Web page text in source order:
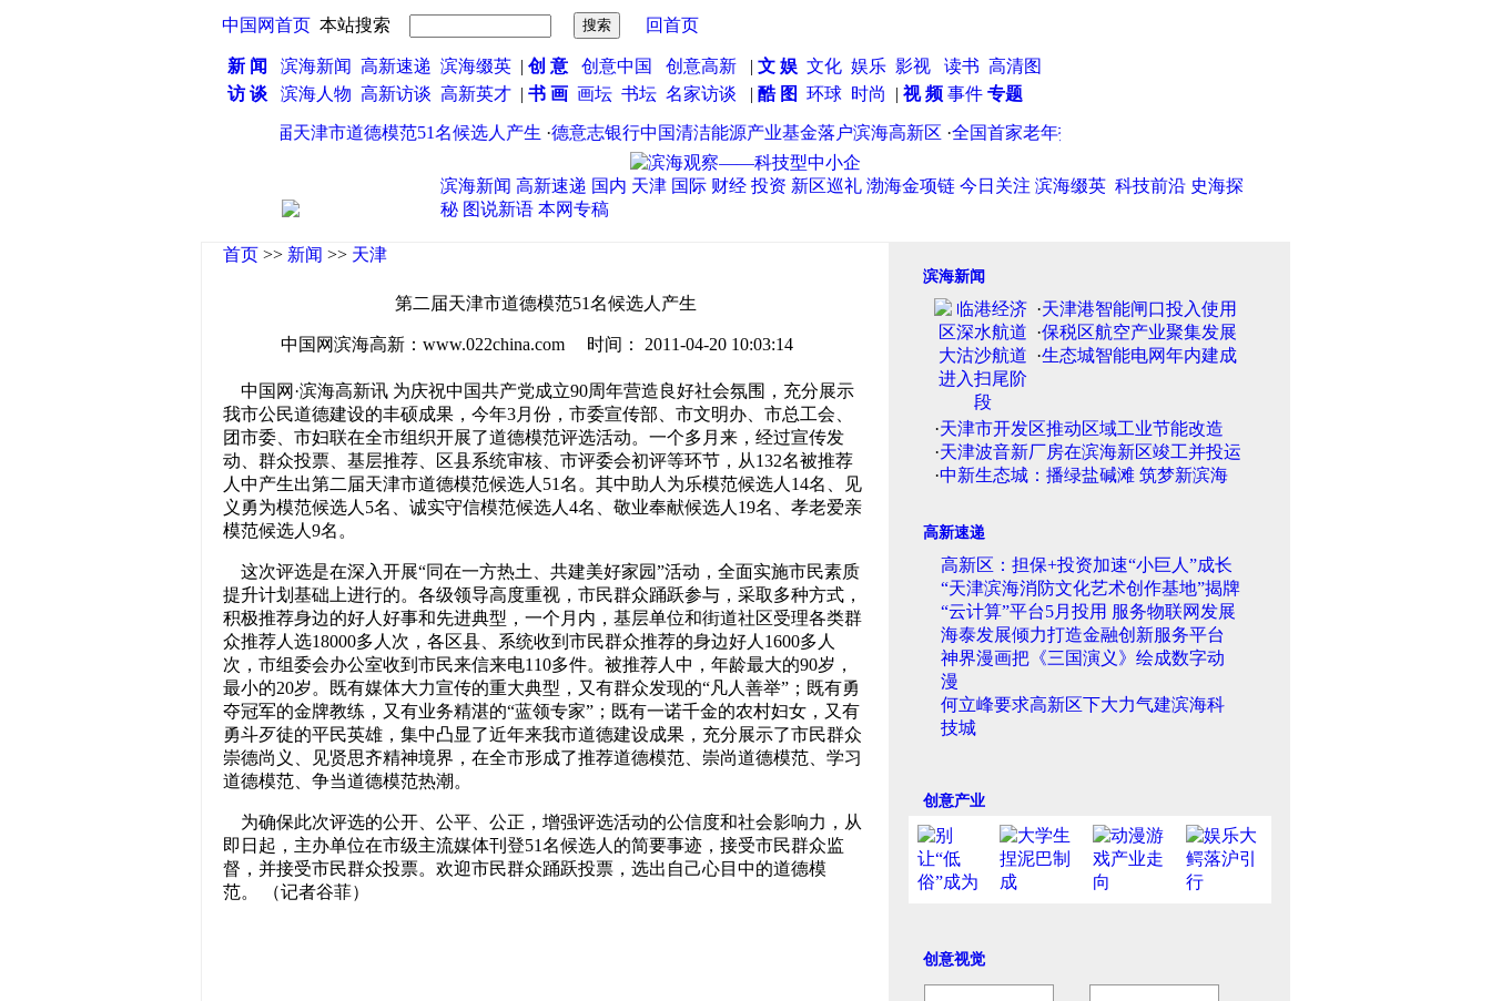
中国网首页 本站搜索 回首页
新 闻 滨海新闻 高新速递 滨海缀英| 创 意 创意中国 创意高新 | 文 娱 文化 娱乐 影视 读书 高清图
访 谈
滨海人物 高新访谈 高新英才 | 书 画 画坛 书坛 名家访谈 | 酷 图 环球 时尚 | 视 频事件 专题
第二届天津市道德模范51名候选人产生·德意志银行中国清洁能源产业基金落户滨海高新区·全国首家老年护理门诊昨在津开诊（图）
滨海新闻 高新速递 国内 天津 国际 财经 投资 新区巡礼 渤海金项链 今日关注 滨海缀英 科技前沿 史海探
秘 图说新语 本网专稿
首页 >> 新闻 >> 天津
第二届天津市道德模范51名候选人产生
中国网滨海高新：www.022china.com 时间： 2011-04-20 10:03:14
中国网·滨海高新讯 为庆祝中国共产党成立90周年营造良好社会氛围，充分展示
我市公民道德建设的丰硕成果，今年3月份，市委宣传部、市文明办、市总工会、
团市委、市妇联在全市组织开展了道德模范评选活动。一个多月来，经过宣传发
动、群众投票、基层推荐、区县系统审核、市评委会初评等环节，从132名被推荐
人中产生出第二届天津市道德模范候选人51名。其中助人为乐模范候选人14名、见
义勇为模范候选人5名、诚实守信模范候选人4名、敬业奉献候选人19名、孝老爱亲
模范候选人9名。
这次评选是在深入开展“同在一方热土、共建美好家园”活动，全面实施市民素质
提升计划基础上进行的。各级领导高度重视，市民群众踊跃参与，采取多种方式，
积极推荐身边的好人好事和先进典型，一个月内，基层单位和街道社区受理各类群
众推荐人选18000多人次，各区县、系统收到市民群众推荐的身边好人1600多人
次，市组委会办公室收到市民来信来电110多件。被推荐人中，年龄最大的90岁，
最小的20岁。既有媒体大力宣传的重大典型，又有群众发现的“凡人善举”；既有勇
夺冠军的金牌教练，又有业务精湛的“蓝领专家”；既有一诺千金的农村妇女，又有
勇斗歹徒的平民英雄，集中凸显了近年来我市道德建设成果，充分展示了市民群众
崇德尚义、见贤思齐精神境界，在全市形成了推荐道德模范、崇尚道德模范、学习
道德模范、争当道德模范热潮。
为确保此次评选的公开、公平、公正，增强评选活动的公信度和社会影响力，从
即日起，主办单位在市级主流媒体刊登51名候选人的简要事迹，接受市民群众监
督，并接受市民群众投票。欢迎市民群众踊跃投票，选出自己心目中的道德模
范。 （记者谷菲）
滨海新闻
·天津港智能闸口投入使用
·保税区航空产业聚集发展
·生态城智能电网年内建成
·天津市开发区推动区域工业节能改造
·天津波音新厂房在滨海新区竣工并投运
·中新生态城：播绿盐碱滩 筑梦新滨海
高新速递
高新区：担保+投资加速“小巨人”成长
“天津滨海消防文化艺术创作基地”揭牌
“云计算”平台5月投用 服务物联网发展
海泰发展倾力打造金融创新服务平台
神界漫画把《三国演义》绘成数字动
漫
何立峰要求高新区下大力气建滨海科
技城
创意产业
创意视觉